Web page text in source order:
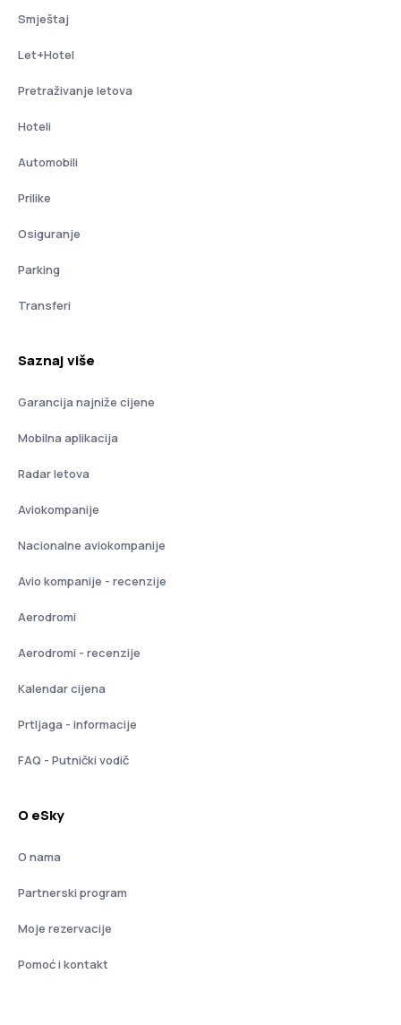
Smještaj
Let+Hotel
Pretraživanje letova
Hoteli
Automobili
Prilike
Osiguranje
Parking
Transferi
Saznaj više
Garancija najniže cijene
Mobilna aplikacija
Radar letova
Aviokompanije
Nacionalne aviokompanije
Avio kompanije - recenzije
Aerodromi
Aerodromi - recenzije
Kalendar cijena
Prtljaga - informacije
FAQ - Putnički vodič
O eSky
O nama
Partnerski program
Moje rezervacije
Pomoć i kontakt